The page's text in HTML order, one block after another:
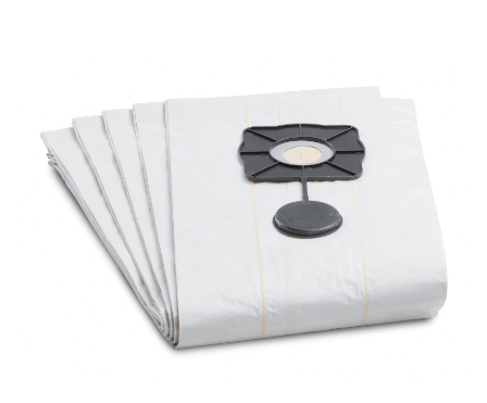
OUTLET